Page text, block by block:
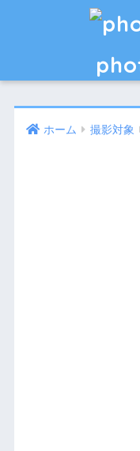
ホーム 撮影対象